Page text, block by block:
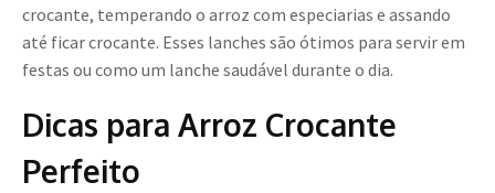
crocante, temperando o arroz com especiarias e assando
até ficar crocante. Esses lanches são ótimos para servir em
festas ou como um lanche saudável durante o dia.
Dicas para Arroz Crocante
Perfeito